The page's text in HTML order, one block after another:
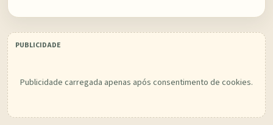
Publicidade carregada apenas após consentimento de cookies.